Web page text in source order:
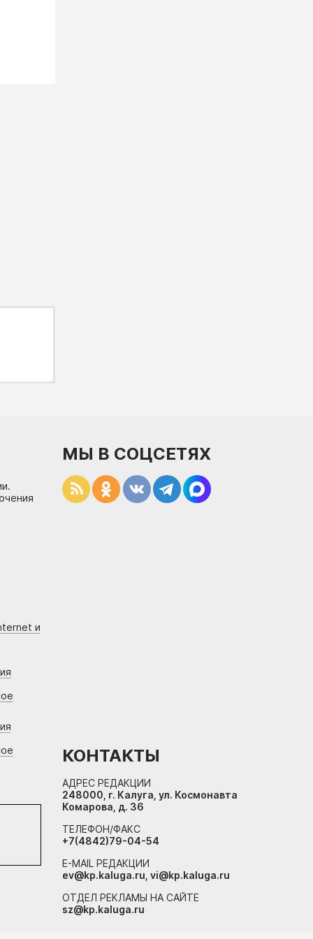
и
МЫ В СОЦСЕТЯХ
КОНТАКТЫ
АДРЕС РЕДАКЦИИ
248000, г. Калуга, ул. Космонавта
Комарова, д. 36
ТЕЛЕФОН/ФАКС
+7(4842)79-04-54
E-MAIL РЕДАКЦИИ
ev@kp.kaluga.ru, vi@kp.kaluga.ru
ОТДЕЛ РЕКЛАМЫ НА САЙТЕ
sz@kp.kaluga.ru